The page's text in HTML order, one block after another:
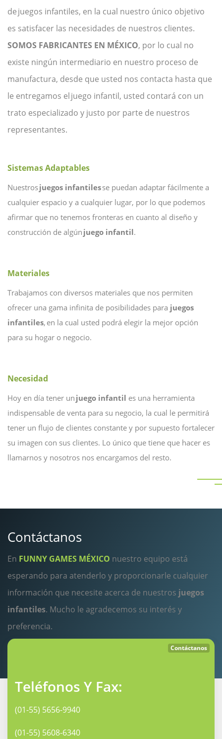
de juegos infantiles, en la cual nuestro único objetivo
es satisfacer las necesidades de nuestros clientes.
SOMOS FABRICANTES EN MÉXICO, por lo cual no
existe ningún intermediario en nuestro proceso de
manufactura, desde que usted nos contacta hasta que
le entregamos el juego infantil, usted contará con un
trato especializado y justo por parte de nuestros
representantes.
Sistemas Adaptables
Nuestrosjuegos infantilesse puedan adaptar fácilmente a
cualquier espacio y a cualquier lugar, por lo que podemos
afirmar que no tenemos fronteras en cuanto al diseño y
construcción de algún juego infantil.
Materiales
Trabajamos con diversos materiales que nos permiten
ofrecer una gama infinita de posibilidades para juegos
infantiles, en la cual usted podrá elegir la mejor opción
para su hogar o negocio.
Necesidad
Hoy en día tener un juego infantil es una herramienta
indispensable de venta para su negocio, la cual le permitirá
tener un flujo de clientes constante y por supuesto fortalecer
su imagen con sus clientes. Lo único que tiene que hacer es
llamarnos y nosotros nos encargamos del resto.
Contáctanos
En FUNNY GAMES MÉXICO nuestro equipo está
esperando para atenderlo y proporcionarle cualquier
información que necesite acerca de nuestros juegos
infantiles. Mucho le agradecemos su interés y
preferencia.
Contáctanos
Teléfonos Y Fax:
(01-55) 5656-9940
(01-55) 5608-6340